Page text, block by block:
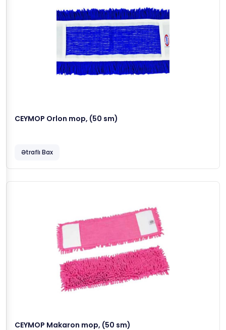
CEYMOP Orlon mop, (50 sm)
Ətraflı Bax
CEYMOP Makaron mop, (50 sm)